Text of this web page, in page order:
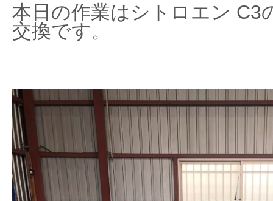
本日の作業はシトロエン C3
交換です。